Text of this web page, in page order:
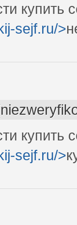
купить
sejf.ru/>
купить
sejf.ru/>